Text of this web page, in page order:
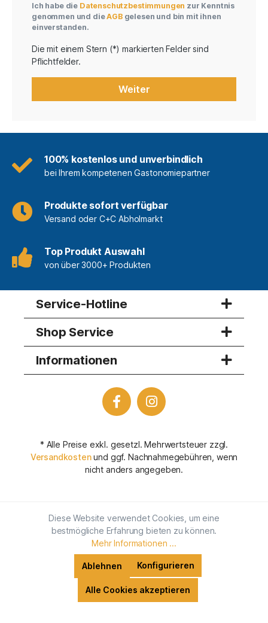
Ich habe die Datenschutzbestimmungen zur Kenntnis
genommen und dieAGBgelesen und bin mit ihnen
einverstanden.
Die mit einem Stern (*) markierten Felder sind
Pflichtfelder.
Weiter
100% kostenlos und unverbindlich
bei Ihrem kompetenen Gastonomiepartner
Produkte sofort verfügbar
Versand oder C+C Abholmarkt
Top Produkt Auswahl
von über 3000+ Produkten
Service-Hotline
Shop Service
Informationen
* Alle Preise exkl. gesetzl. Mehrwertsteuer zzgl.
Versandkostenund ggf. Nachnahmegebühren, wenn
nicht anders angegeben.
Diese Website verwendet Cookies, um eine
bestmögliche Erfahrung bieten zu können.
Mehr Informationen ...
Ablehnen Konfigurieren
Alle Cookies akzeptieren